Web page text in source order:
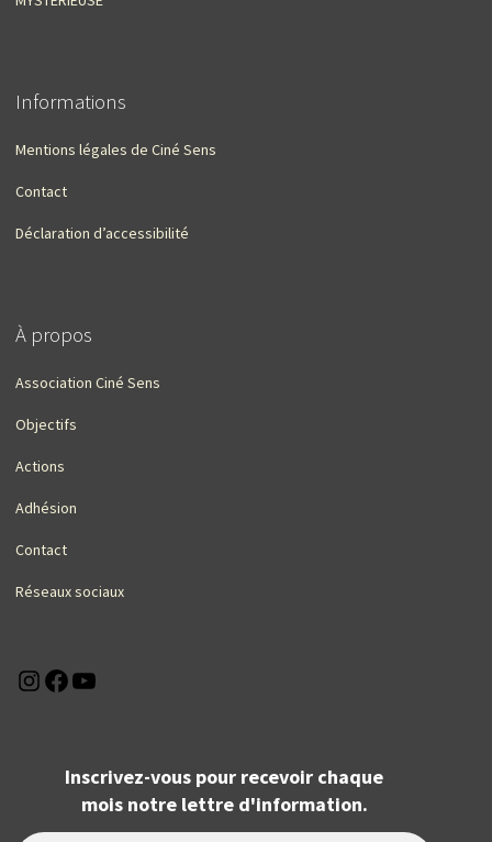
Informations
Mentions légales de Ciné Sens
Contact
Déclaration d’accessibilité
À propos
Association Ciné Sens
Objectifs
Actions
Adhésion
Contact
Réseaux sociaux
Instagram
Facebook
Inscrivez-vous pour recevoir chaque
mois notre lettre d'information.